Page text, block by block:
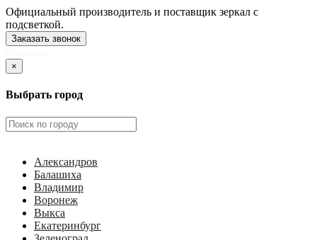
Официальный производитель и поставщик зеркал с
подсветкой.
Заказать звонок
×
Выбрать город
Александров
Балашиха
Владимир
Воронеж
Выкса
Екатеринбург